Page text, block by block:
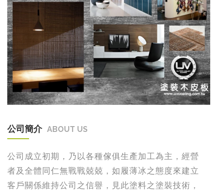
公司簡介 ABOUT US
公司成立初期，乃以各種傢俱生產加工為主，經營
者及全體同仁無戰戰兢兢，如履薄冰之態度來建立
客戶關係維持公司之信譽，見此塗料之塗裝技術，